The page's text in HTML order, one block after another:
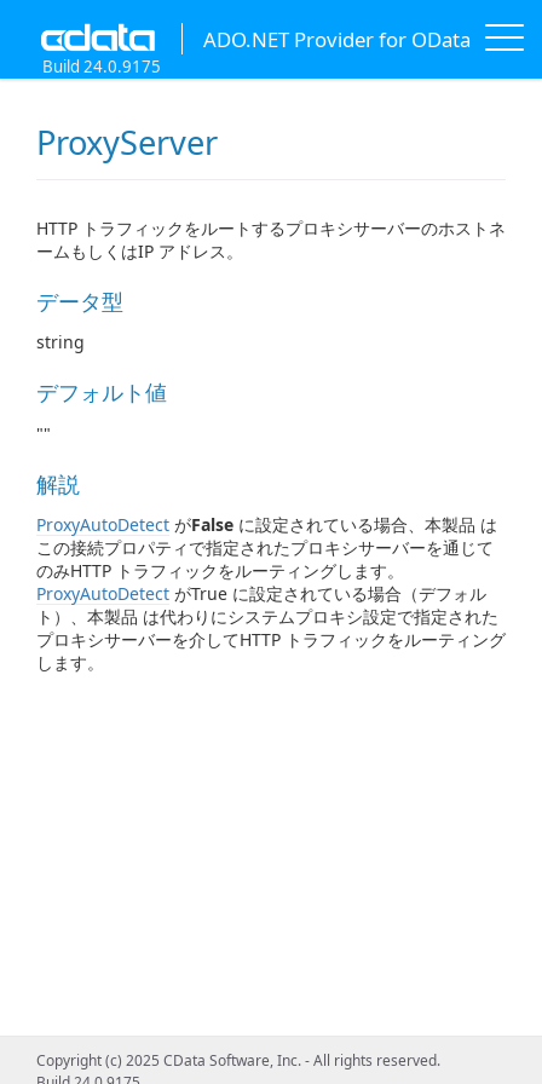
ADO.NET Provider for OData
Build 24.0.9175
ProxyServer
HTTP トラフィックをルートするプロキシサーバーのホストネ
ームもしくはIP アドレス。
データ型
string
デフォルト値
""
解説
ProxyAutoDetect がFalse に設定されている場合、本製品 は
この接続プロパティで指定されたプロキシサーバーを通じて
のみHTTP トラフィックをルーティングします。
ProxyAutoDetect がTrue に設定されている場合（デフォル
ト）、本製品 は代わりにシステムプロキシ設定で指定された
プロキシサーバーを介してHTTP トラフィックをルーティング
します。
Copyright (c) 2025 CData Software, Inc. - All rights reserved.